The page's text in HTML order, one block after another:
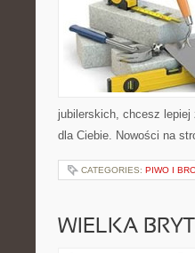
jubilerskich, chcesz lepiej
dla Ciebie. Nowości na
CATEGORIES: PIWO I
WIELKA